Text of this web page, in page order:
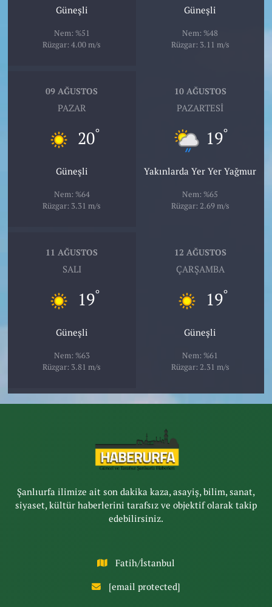
Güneşli
Nem: %51
Rüzgar: 4.00 m/s
Güneşli
Nem: %48
Rüzgar: 3.11 m/s
09 AĞUSTOS
PAZAR
20°
Güneşli
Nem: %64
Rüzgar: 3.31 m/s
10 AĞUSTOS
PAZARTESI
19°
Yakınlarda Yer Yer Yağmur
Nem: %65
Rüzgar: 2.69 m/s
11 AĞUSTOS
SALI
19°
Güneşli
Nem: %63
Rüzgar: 3.81 m/s
12 AĞUSTOS
ÇARŞAMBA
19°
Güneşli
Nem: %61
Rüzgar: 2.31 m/s
Şanlıurfa ilimize ait son dakika kaza, asayiş, bilim, sanat,
siyaset, kültür haberlerini tarafsız ve objektif olarak takip
edebilirsiniz.
Fatih/İstanbul
[email protected]